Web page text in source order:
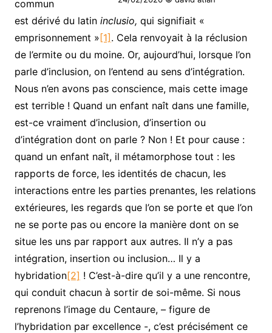
commun
est dérivé du latin inclusio, qui signifiait «
emprisonnement »[1]. Cela renvoyait à la réclusion
de l’ermite ou du moine. Or, aujourd’hui, lorsque l’on
parle d’inclusion, on l’entend au sens d’intégration.
Nous n’en avons pas conscience, mais cette image
est terrible ! Quand un enfant naît dans une famille,
est-ce vraiment d’inclusion, d’insertion ou
d’intégration dont on parle ? Non ! Et pour cause :
quand un enfant naît, il métamorphose tout : les
rapports de force, les identités de chacun, les
interactions entre les parties prenantes, les relations
extérieures, les regards que l’on se porte et que l’on
ne se porte pas ou encore la manière dont on se
situe les uns par rapport aux autres. Il n’y a pas
intégration, insertion ou inclusion… Il y a
hybridation[2] ! C’est-à-dire qu’il y a une rencontre,
qui conduit chacun à sortir de soi-même. Si nous
reprenons l’image du Centaure, – figure de
l’hybridation par excellence -, c’est précisément ce